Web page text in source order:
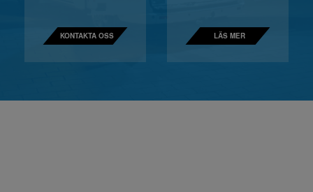
KONTAKTA OSS LÄS MER